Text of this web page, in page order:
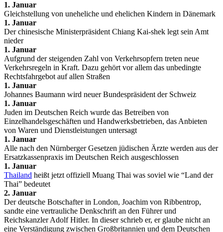
1. Januar
Gleichstellung von uneheliche und ehelichen Kindern in Dänemark
1. Januar
Der chinesische Ministerpräsident Chiang Kai-shek legt sein Amt
nieder
1. Januar
Aufgrund der steigenden Zahl von Verkehrsopfern treten neue
Verkehrsregeln in Kraft. Dazu gehört vor allem das unbedingte
Rechtsfahrgebot auf allen Straßen
1. Januar
Johannes Baumann wird neuer Bundespräsident der Schweiz
1. Januar
Juden im Deutschen Reich wurde das Betreiben von
Einzelhandelsgeschäften und Handwerksbetrieben, das Anbieten
von Waren und Dienstleistungen untersagt
1. Januar
Alle nach den Nürnberger Gesetzen jüdischen Ärzte werden aus der
Ersatzkassenpraxis im Deutschen Reich ausgeschlossen
1. Januar
Thailand heißt jetzt offiziell Muang Thai was soviel wie “Land der
Thai” bedeutet
2. Januar
Der deutsche Botschafter in London, Joachim von Ribbentrop,
sandte eine vertrauliche Denkschrift an den Führer und
Reichskanzler Adolf Hitler. In dieser schrieb er, er glaube nicht an
eine Verständigung zwischen Großbritannien und dem Deutschen